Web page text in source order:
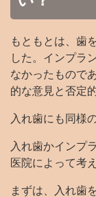
もともとは、歯
した。インプラ
なかったもので
的な意見と否定
入れ歯にも同様
入れ歯かインプ
医院によって考
まずは、入れ歯